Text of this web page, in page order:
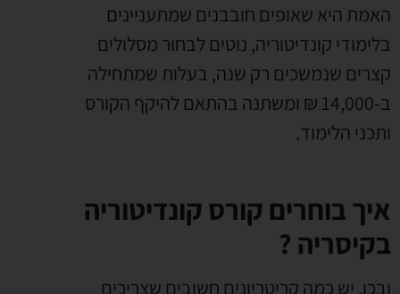
האמת היא שאופים חובבנים שמתעניינים
בלימודי קונדיטוריה, נוטים לבחור מסלולים
קצרים שנמשכים רק שנה, בעלות שמתחילה
ב-14,000 ₪
ומשתנה בהתאם להיקף הקורס
ותכני הלימוד.
איך בוחרים קורס קונדיטוריה
בקיסריה ?
ובכן, יש כמה קריטריונים חשובים שצריכים